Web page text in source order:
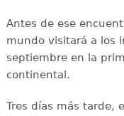
Antes de ese
mundo visitará a los
septiembre en la
continental.
Tres días más tarde,